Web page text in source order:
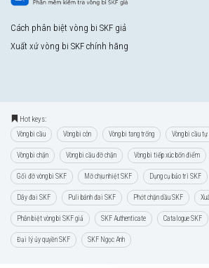
Cách phân biệt vòng bi SKF giả
Xuất xứ vòng bi SKF chính hãng
Hot keys:
Vòng bi cầu Vòng bi côn Vòng bi tang trống Vòng bi cầu
Vòng bi chặn Vòng bi cầu đỡ chặn Vòng bi tiếp xúc bốn điểm
Gối đỡ vòng bi SKF Mỡ chịu nhiệt SKF Dụng cụ bảo trì SKF
Dây đai SKF Puli bánh đai SKF Phớt chặn dầu SKF
Phân biệt vòng bi SKF giả SKF Authenticate Catalogue SKF
Đại lý ủy quyền SKF SKF Ngọc Anh